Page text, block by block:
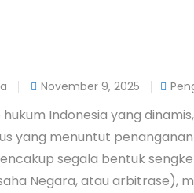
November 9, 2025
Indonesia yang
yang menuntut
segala bentuk
Negara, atau arbitrase),